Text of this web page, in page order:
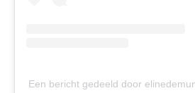
Een bericht gedeeld door